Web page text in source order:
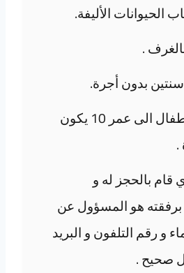
الأليفة.
.
بدون أجرة.
في كل غرفة الأطفال الى عمر 10 يكون
.
بالحجز له و
هو المسؤول عن
و رقم التلفون و البريد
صحيح .